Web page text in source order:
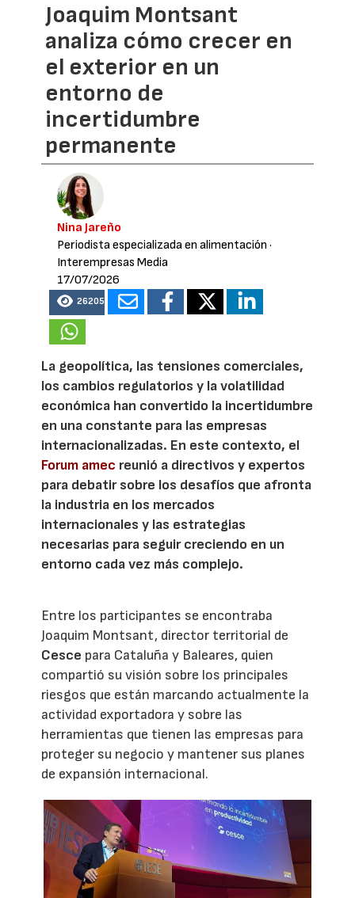
Joaquim Montsant
analiza cómo crecer en
el exterior en un
entorno de
incertidumbre
permanente
Nina Jareño
Periodista especializada en alimentación ·
Interempresas Media
17/07/2026
26205
La geopolítica, las tensiones comerciales,
los cambios regulatorios y la volatilidad
económica han convertido la incertidumbre
en una constante para las empresas
internacionalizadas. En este contexto, el
Forum amec reunió a directivos y expertos
para debatir sobre los desafíos que afronta
la industria en los mercados
internacionales y las estrategias
necesarias para seguir creciendo en un
entorno cada vez más complejo.
Entre los participantes se encontraba
Joaquim Montsant, director territorial de
Cesce para Cataluña y Baleares, quien
compartió su visión sobre los principales
riesgos que están marcando actualmente la
actividad exportadora y sobre las
herramientas que tienen las empresas para
proteger su negocio y mantener sus planes
de expansión internacional.